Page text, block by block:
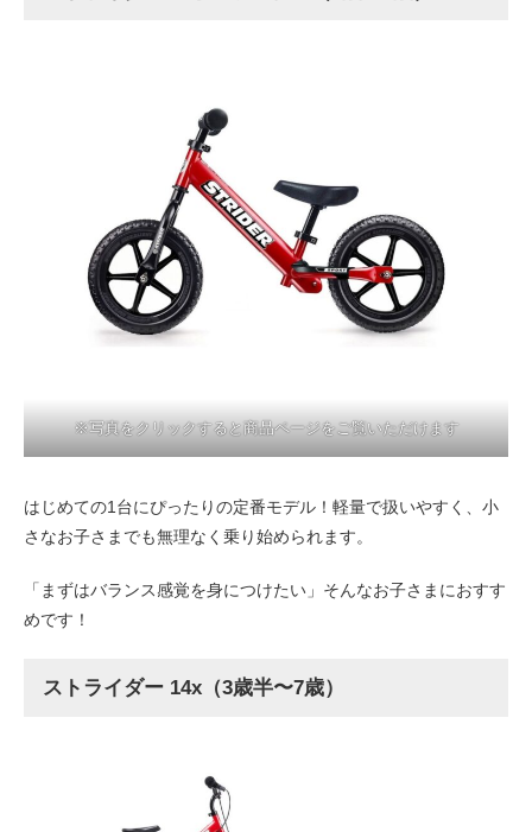
※写真をクリックすると商品ページをご覧いただけます
はじめての1台にぴったりの定番モデル！軽量で扱いやすく、小
さなお子さまでも無理なく乗り始められます。
「まずはバランス感覚を身につけたい」そんなお子さまにおすす
めです！
ストライダー 14x（3歳半〜7歳）